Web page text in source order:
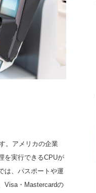
。アメリカの企業
を実行できるCPUが
は、パスポートや運
Visa・Mastercardの